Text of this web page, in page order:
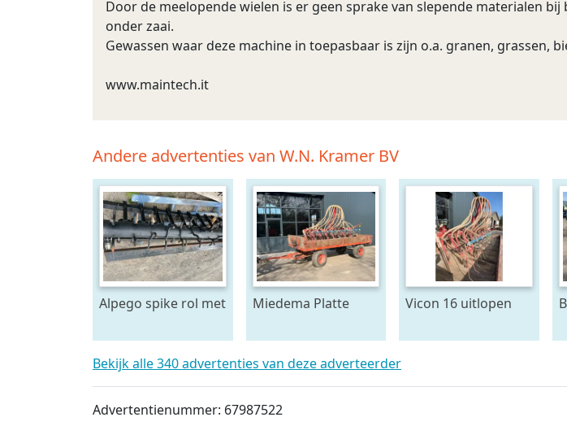
Door de meelopende wielen is er geen sprake van slepende materialen
onder zaai.
Gewassen waar deze machine in toepasbaar is zijn o.a. granen, grassen,
www.maintech.it
Andere advertenties van W.N. Kramer BV
Alpego spike rol met
Miedema Platte
Vicon 16 uitlopen
Bekijk alle 340 advertenties van deze adverteerder
Advertentienummer: 67987522